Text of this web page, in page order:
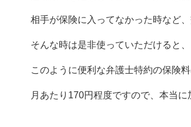
相手が保険に入ってなかった時など
そんな時は是非使っていただけると
このように便利な弁護士特約の保険
月あたり170円程度ですので、本当